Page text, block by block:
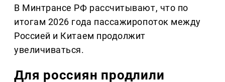
В Минтрансе РФ рассчитывают, что по
итогам 2026 года пассажиропоток между
Россией и Китаем продолжит
увеличиваться.
Для россиян продлили